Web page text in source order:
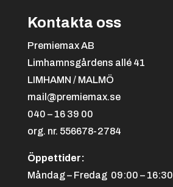
Kontakta oss
Premiemax AB
Limhamnsgårdens allé 41
LIMHAMN / MALMÖ
mail@premiemax.se
040 – 16 39 00
org. nr. 556678-2784
Öppettider:
Måndag – Fredag 09:00 – 16:30